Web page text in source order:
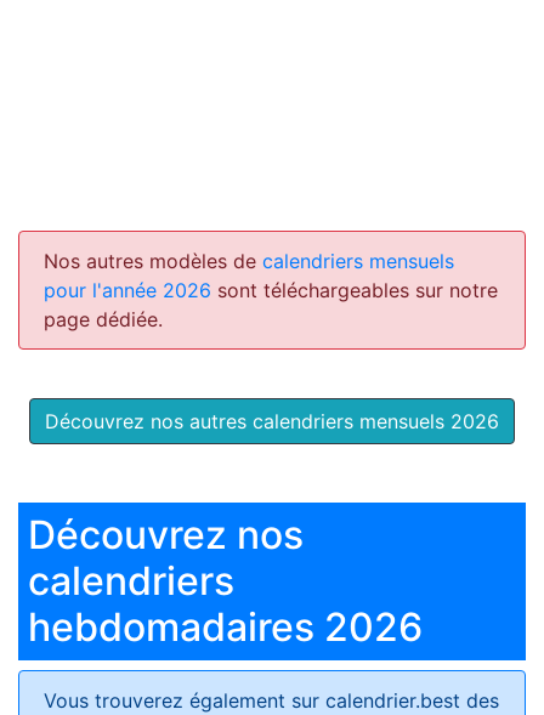
Nos autres modèles de calendriers mensuels
pour l'année 2026 sont téléchargeables sur notre
page dédiée.
Découvrez nos autres calendriers mensuels 2026
Découvrez nos
calendriers
hebdomadaires 2026
Vous trouverez également sur calendrier.best des